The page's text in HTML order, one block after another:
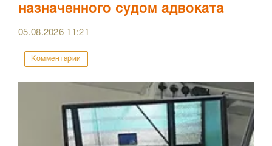
назначенного судом адвоката
05.08.2026 11:21
Комментарии